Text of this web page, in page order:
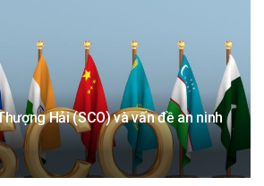
Hải (SCO) và vấn đề an ninh